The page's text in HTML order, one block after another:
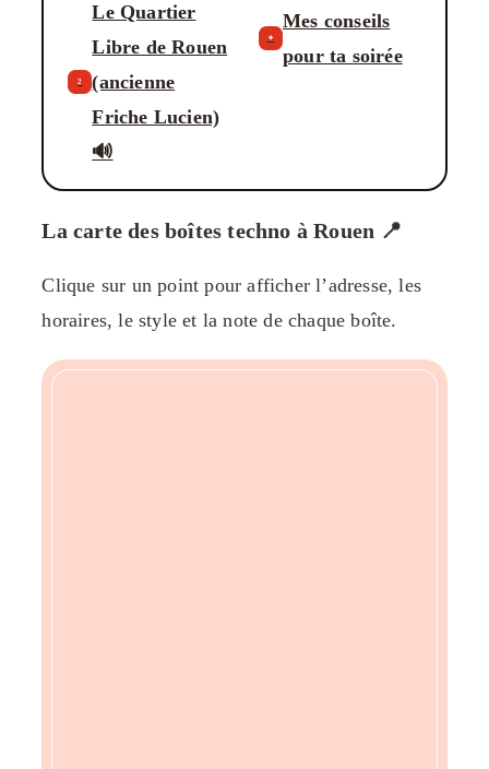
2
Le Quartier
Libre de Rouen
(ancienne
Friche Lucien)
🔊
✦
Mes conseils
pour ta soirée
La carte des boîtes techno à Rouen 📍
Clique sur un point pour afficher l’adresse, les
horaires, le style et la note de chaque boîte.